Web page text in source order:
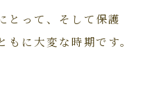
とって、そして保護
に大変な時期です。